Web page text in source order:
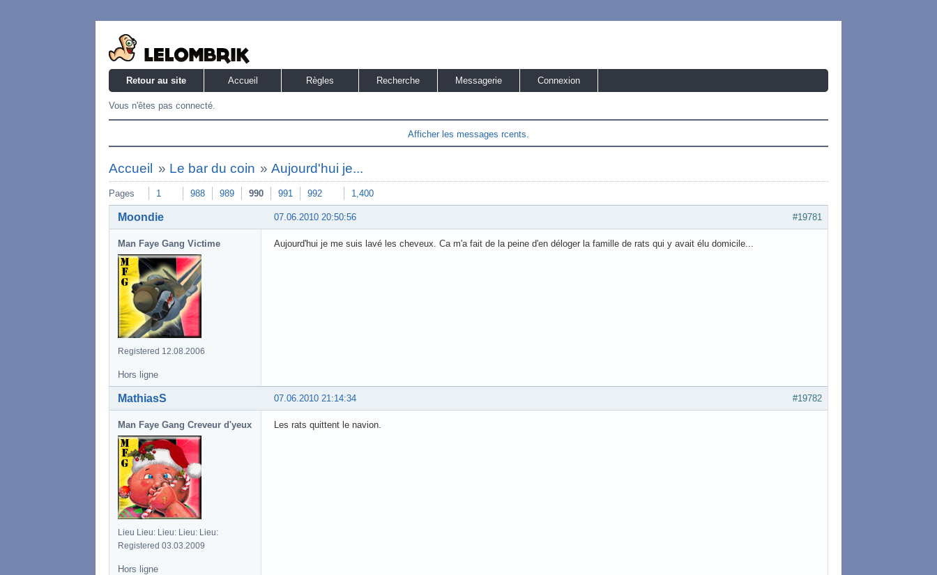
Retour au site Accueil Règles Recherche Messagerie Connexion
Vous n'êtes pas connecté.
Afficher les messages rcents.
Accueil » Le bar du coin »Aujourd'hui je...
Pages 1 988 989 990 991 992 1,400
#19781
07.06.2010 20:50:56
Moondie
Man Faye Gang Victime
Registered 12.08.2006
Aujourd'hui je me suis lavé les cheveux. Ca m'a fait de la peine d'en déloger la famille de rats qui y avait élu domicile...
Hors ligne
#19782
07.06.2010 21:14:34
MathiasS
Man Faye Gang Creveur d'yeux
Lieu Lieu: Lieu: Lieu: Lieu:
Registered 03.03.2009
Les rats quittent le navion.
Hors ligne